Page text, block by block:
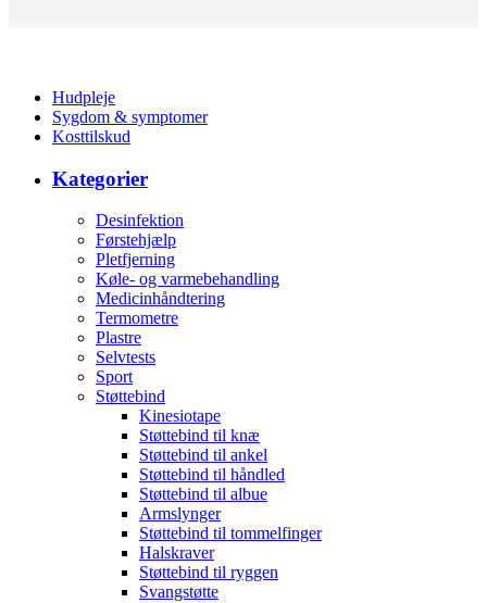
Hudpleje
Sygdom & symptomer
Kosttilskud
Kategorier
Desinfektion
Førstehjælp
Pletfjerning
Køle- og varmebehandling
Medicinhåndtering
Termometre
Plastre
Selvtests
Sport
Støttebind
Kinesiotape
Støttebind til knæ
Støttebind til ankel
Støttebind til håndled
Støttebind til albue
Armslynger
Støttebind til tommelfinger
Halskraver
Støttebind til ryggen
Svangstøtte